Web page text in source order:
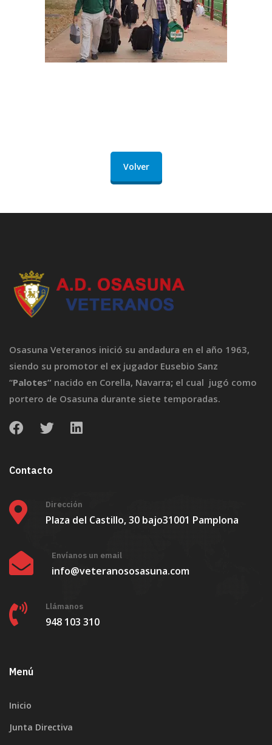
Volver
Osasuna Veteranos inició su andadura en el año 1963,
siendo su promotor el ex jugador Eusebio Sanz
“Palotes” nacido en Corella, Navarra; el cual jugó como
portero de Osasuna durante siete temporadas.
Contacto
Dirección
Plaza del Castillo, 30 bajo31001 Pamplona
Envíanos un email
info@veteranososasuna.com
Llámanos
948 103 310
Menú
Inicio
Junta Directiva